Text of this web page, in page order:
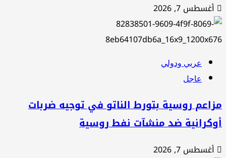
أغسطس 7, 2026
عربي ودولي
عاجل
روسية بتورط الناتو في توجيه ضربات
ضد منشآت نفط روسية
أغسطس 7, 2026